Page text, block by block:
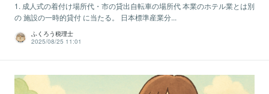
1. 成人式の着付け場所代・市の貸出自転車の場所代 本業のホテル業とは別
の 施設の一時的貸付 に当たる。 日本標準産業分...
ふくろう税理士
2025/08/25 11:01